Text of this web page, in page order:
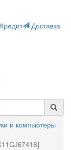
Кредит
Доставка
и компьютеры